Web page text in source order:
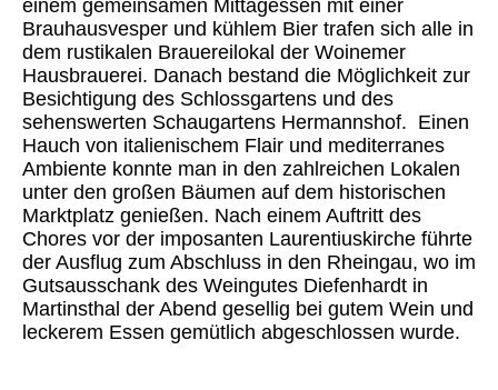
einem gemeinsamen Mittagessen mit einer
Brauhausvesper und kühlem Bier trafen sich alle in
dem rustikalen Brauereilokal der Woinemer
Hausbrauerei. Danach bestand die Möglichkeit zur
Besichtigung des Schlossgartens und des
sehenswerten Schaugartens Hermannshof. Einen
Hauch von italienischem Flair und mediterranes
Ambiente konnte man in den zahlreichen Lokalen
unter den großen Bäumen auf dem historischen
Marktplatz genießen. Nach einem Auftritt des
Chores vor der imposanten Laurentiuskirche führte
der Ausflug zum Abschluss in den Rheingau, wo im
Gutsausschank des Weingutes Diefenhardt in
Martinsthal der Abend gesellig bei gutem Wein und
leckerem Essen gemütlich abgeschlossen wurde.